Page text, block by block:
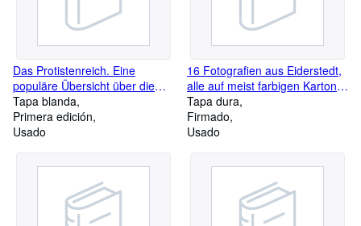
Das Protistenreich. Eine
populäre Übersicht über die
Formengebiete der niedersten
Lebewesen.
Tapa blanda
Primera edición
Usado
16 Fotografien aus Eiderstedt,
alle auf meist farbigen Karton
aufgezogen. Bildgr. ca. 8,5-
12:14,5-17,5 cm, Kartongr. ca.
23,5:31 cm.
Tapa dura
Firmado
Usado